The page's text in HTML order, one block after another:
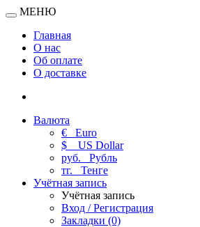
МЕНЮ
Главная
О нас
Об оплате
О доставке
Валюта
€ Euro
$
US Dollar
руб. Рубль
тг. Тенге
Учётная запись
Учётная запись
Вход / Регистрация
Закладки (0)